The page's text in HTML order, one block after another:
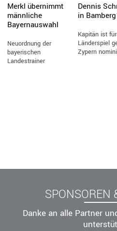
Merkl übernimmt
männliche
Bayernauswahl
Neuordnung der
bayerischen
Landestrainer
Dennis
in
Kapitän ist
Länderspiel
Zypern
SPONSOREN
Danke an alle Partner